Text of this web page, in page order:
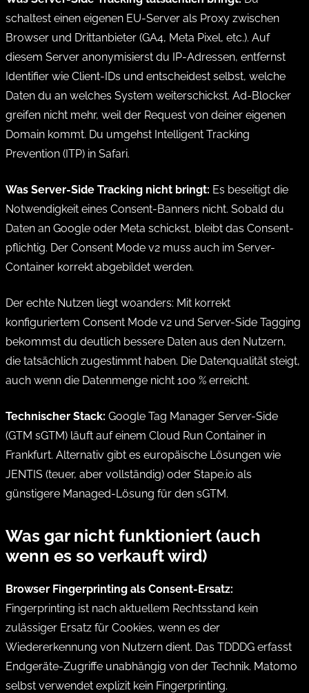
schaltest einen eigenen EU-Server als Proxy zwischen
Browser und Drittanbieter (GA4, Meta Pixel, etc.). Auf
diesem Server anonymisierst du IP-Adressen, entfernst
Identifier wie Client-IDs und entscheidest selbst, welche
Daten du an welches System weiterschickst. Ad-Blocker
greifen nicht mehr, weil der Request von deiner eigenen
Domain kommt. Du umgehst Intelligent Tracking
Prevention (ITP) in Safari.
Was Server-Side Tracking nicht bringt: Es beseitigt die
Notwendigkeit eines Consent-Banners nicht. Sobald du
Daten an Google oder Meta schickst, bleibt das Consent-
pflichtig. Der Consent Mode v2 muss auch im Server-
Container korrekt abgebildet werden.
Der echte Nutzen liegt woanders: Mit korrekt
konfiguriertem Consent Mode v2 und Server-Side Tagging
bekommst du deutlich bessere Daten aus den Nutzern,
die tatsächlich zugestimmt haben. Die Datenqualität steigt,
auch wenn die Datenmenge nicht 100 % erreicht.
Technischer Stack: Google Tag Manager Server-Side
(GTM sGTM) läuft auf einem Cloud Run Container in
Frankfurt. Alternativ gibt es europäische Lösungen wie
JENTIS (teuer, aber vollständig) oder Stape.io als
günstigere Managed-Lösung für den sGTM.
Was gar nicht funktioniert (auch
wenn es so verkauft wird)
Browser Fingerprinting als Consent-Ersatz:
Fingerprinting ist nach aktuellem Rechtsstand kein
zulässiger Ersatz für Cookies, wenn es der
Wiedererkennung von Nutzern dient. Das TDDDG erfasst
Endgeräte-Zugriffe unabhängig von der Technik. Matomo
selbst verwendet explizit kein Fingerprinting.